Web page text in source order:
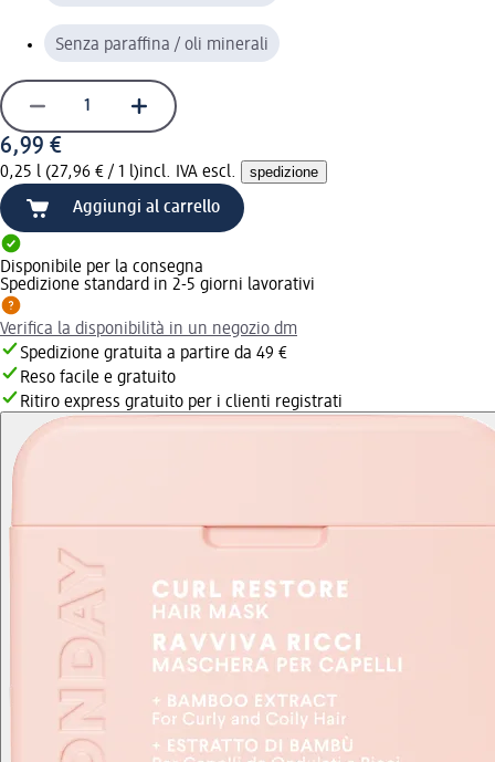
Senza paraffina / oli minerali
6,99 €
0,25 l (27,96 € / 1 l)incl. IVA escl. spedizione
Aggiungi al carrello
Disponibile per la consegna
Spedizione standard in 2-5 giorni lavorativi
Verifica la disponibilità in un negozio dm
Spedizione gratuita a partire da 49 €
Reso facile e gratuito
Ritiro express gratuito per i clienti registrati